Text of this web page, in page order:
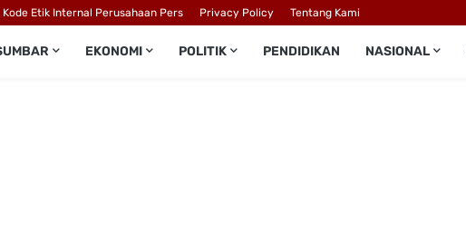
Kode Etik Internal Perusahaan Pers Privacy Policy Tentang Kami
EKONOMI POLITIK PENDIDIKAN NASIONAL